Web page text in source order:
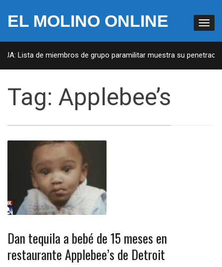
EL MOLINO ONLINE
Lista de miembros de grupo paramilitar muestra su penetración
Tag: Applebee’s
Dan tequila a bebé de 15 meses en
restaurante Applebee’s de Detroit